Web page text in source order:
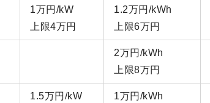
1万円/kW
上限4万円
1.2万円/kWh
上限6万円
2万円/kWh
上限8万円
1.5万円/kW
1万円/kWh